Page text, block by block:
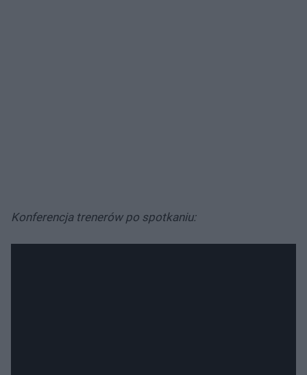
Konferencja trenerów po spotkaniu: